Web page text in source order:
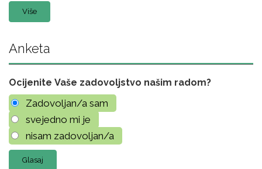
Više
Anketa
Ocijenite Vaše zadovoljstvo našim radom?
Zadovoljan/a sam
svejedno mi je
nisam zadovoljan/a